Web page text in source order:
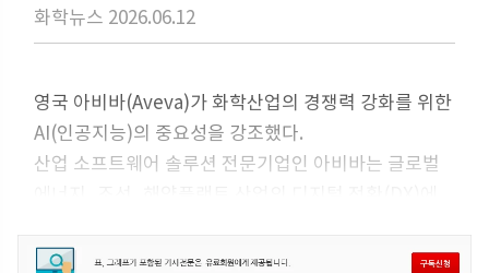
화학뉴스 2026.06.12
영국 아비바(Aveva)가 화학산업의 경쟁력 강화를 위한
AI(인공지능)의 중요성을 강조했다.
산업 소프트웨어 솔루션 전문기업인 아비바는 글로벌
DIA) 등과도 협업하는 디지털 트윈 분야의 주요기업으